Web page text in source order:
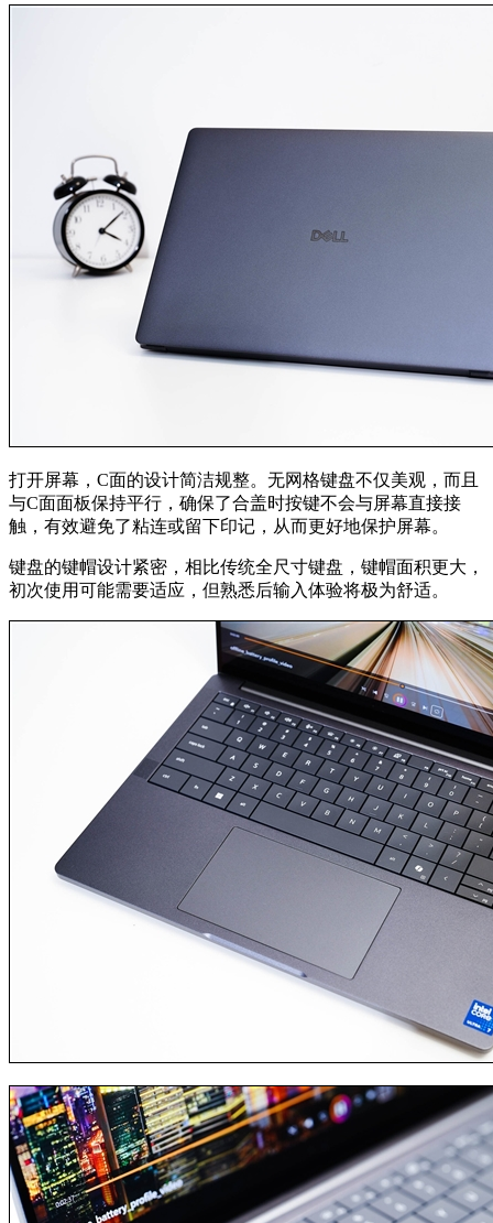
打开屏幕，C面的设计简洁规整。无网格键盘不仅美观，而且
与C面面板保持平行，确保了合盖时按键不会与屏幕直接接
触，有效避免了粘连或留下印记，从而更好地保护屏幕。
键盘的键帽设计紧密，相比传统全尺寸键盘，键帽面积更大，
初次使用可能需要适应，但熟悉后输入体验将极为舒适。